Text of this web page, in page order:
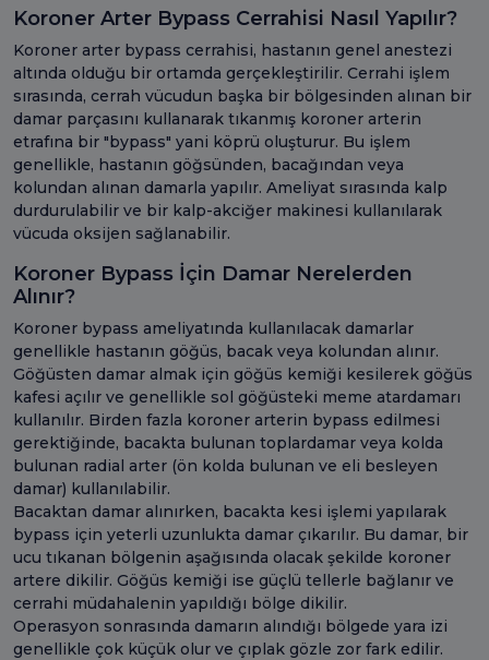
Koroner Arter Bypass Cerrahisi Nasıl Yapılır?
Koroner arter bypass cerrahisi, hastanın genel anestezi
altında olduğu bir ortamda gerçekleştirilir. Cerrahi işlem
sırasında, cerrah vücudun başka bir bölgesinden alınan bir
damar parçasını kullanarak tıkanmış koroner arterin
etrafına bir "bypass" yani köprü oluşturur. Bu işlem
genellikle, hastanın göğsünden, bacağından veya
kolundan alınan damarla yapılır. Ameliyat sırasında kalp
durdurulabilir ve bir kalp-akciğer makinesi kullanılarak
vücuda oksijen sağlanabilir.
Koroner Bypass İçin Damar Nerelerden
Alınır?
Koroner bypass ameliyatında kullanılacak damarlar
genellikle hastanın göğüs, bacak veya kolundan alınır.
Göğüsten damar almak için göğüs kemiği kesilerek göğüs
kafesi açılır ve genellikle sol göğüsteki meme atardamarı
kullanılır. Birden fazla koroner arterin bypass edilmesi
gerektiğinde, bacakta bulunan toplardamar veya kolda
bulunan radial arter (ön kolda bulunan ve eli besleyen
damar) kullanılabilir.
Bacaktan damar alınırken, bacakta kesi işlemi yapılarak
bypass için yeterli uzunlukta damar çıkarılır. Bu damar, bir
ucu tıkanan bölgenin aşağısında olacak şekilde koroner
artere dikilir. Göğüs kemiği ise güçlü tellerle bağlanır ve
cerrahi müdahalenin yapıldığı bölge dikilir.
Operasyon sonrasında damarın alındığı bölgede yara izi
genellikle çok küçük olur ve çıplak gözle zor fark edilir.